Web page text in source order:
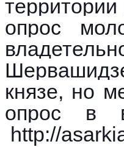
опрос
князе, но
опрос в
http://